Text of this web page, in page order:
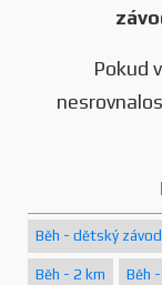
Pokud
Běh - dětský
Běh - 2 km Běh